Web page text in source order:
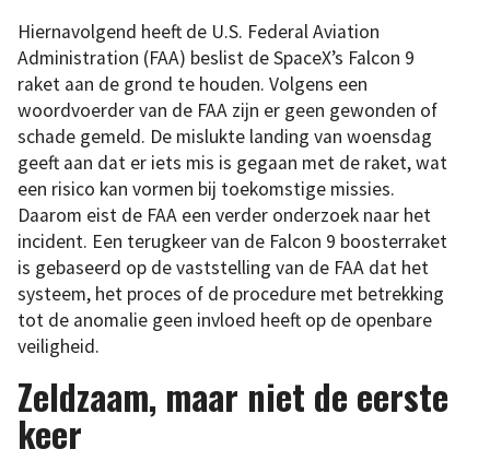
Hiernavolgend heeft de U.S. Federal Aviation
Administration (FAA) beslist de SpaceX’s Falcon 9
raket aan de grond te houden. Volgens een
woordvoerder van de FAA zijn er geen gewonden of
schade gemeld. De mislukte landing van woensdag
geeft aan dat er iets mis is gegaan met de raket, wat
een risico kan vormen bij toekomstige missies.
Daarom eist de FAA een verder onderzoek naar het
incident. Een terugkeer van de Falcon 9 boosterraket
is gebaseerd op de vaststelling van de FAA dat het
systeem, het proces of de procedure met betrekking
tot de anomalie geen invloed heeft op de openbare
veiligheid.
Zeldzaam, maar niet de eerste
keer